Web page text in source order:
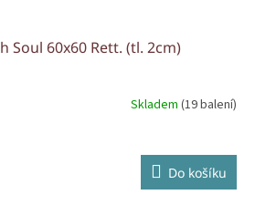
Soul 60x60 Rett. (tl. 2cm)
Skladem (19 balení)
Do košíku